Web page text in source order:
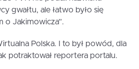
gwałtu, ale łatwo było się
o Jakimowicza”.
Polska. I to był powód, dla
potraktował reportera portalu.